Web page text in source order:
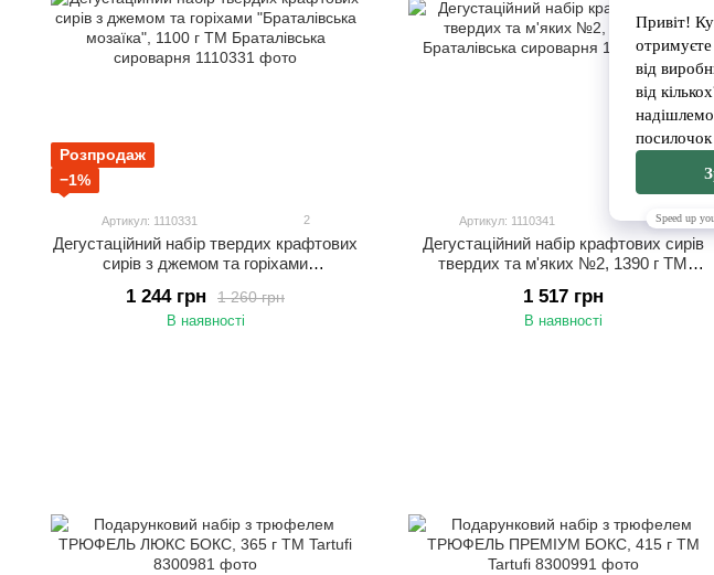
Розпродаж
−1%
Артикул: 1110331 2
Дегустаційний набір твердих крафтових
сирів з джемом та горіхами
Браталівська сироварня
1 260 грн
1 244 грн
В наявності
Артикул: 1110341 1
Дегустаційний набір крафтових сирів
твердих та м'яких №2, 1390 г ТМ
1 517 грн
В наявності